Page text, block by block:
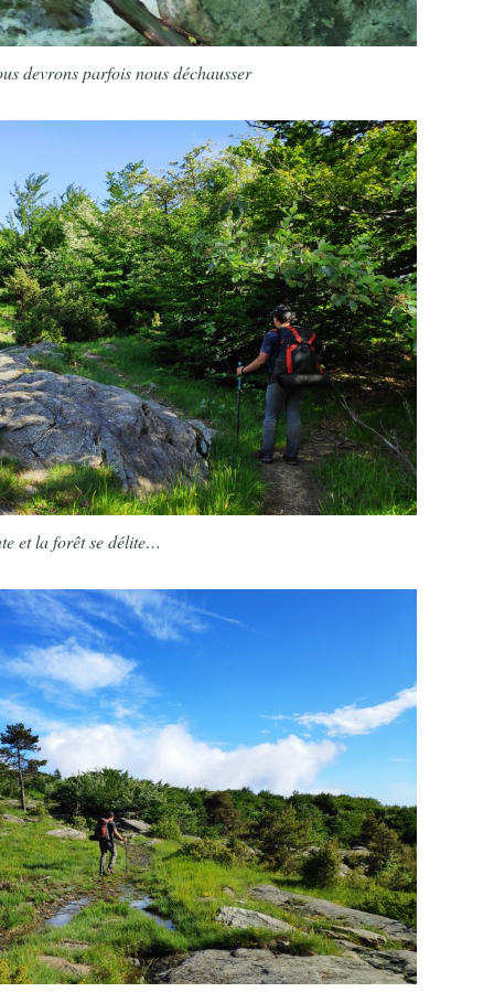
devrons parfois nous déchausser
et la forêt se délite…